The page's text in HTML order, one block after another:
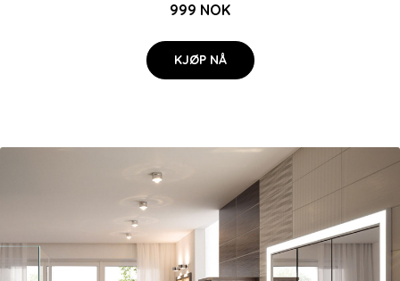
999 NOK
KJØP NÅ